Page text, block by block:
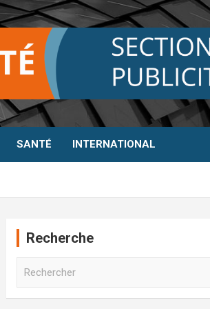
SANTÉ INTERNATIONAL
Recherche